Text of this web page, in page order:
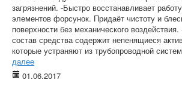
загрязнений. -Быстро восстанавливает
элементов форсунок. Придаёт чистоту и
поверхности без механического
состав средства содержит непенящиеся
которые устраняют из трубопроводной
далее
01.06.2017